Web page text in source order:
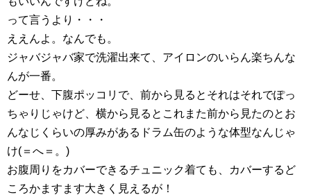
って言うより・・・
ええんよ。なんでも。
ジャバジャバ家で洗濯出来て、アイロンのいらん楽ちんな
んが一番。
どーせ、下腹ポッコリで、前から見るとそれはそれでぽっ
ちゃりじゃけど、横から見るとこれまた前から見たのとお
んなじくらいの厚みがあるドラム缶のような体型なんじゃ
け(＝へ＝。)
お腹周りをカバーできるチュニック着ても、カバーするど
ころかますます大きく見えるが！